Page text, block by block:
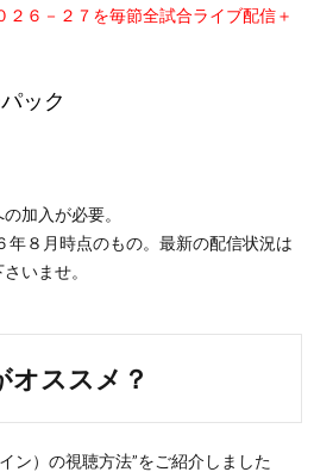
２６－２７を毎節全試合ライブ配信＋
ック
加入が必要。
８月時点のもの。最新の配信状況は
いませ。
オススメ？
ン）の視聴方法”をご紹介しました